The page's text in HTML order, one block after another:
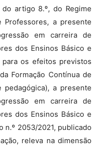
artigo 8.º, do Regime
Professores, a presente
em carreira de
dos Ensinos Básico e
os efeitos previstos
Formação Contínua de
pedagógica), a presente
em carreira de
dos Ensinos Básico e
n.º 2053/2021, publicado
releva na dimensão